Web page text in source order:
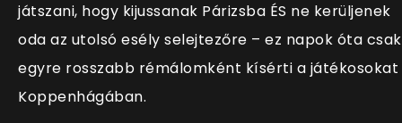
játszani, hogy kijussanak Párizsba ÉS ne kerüljenek
oda az utolsó esély selejtezőre – ez napok óta csak
egyre rosszabb rémálomként kísérti a játékosokat
Koppenhágában.